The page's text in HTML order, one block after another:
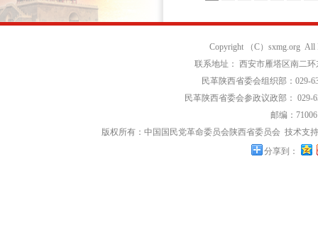
Copyright （C）sxmg.org All
联系地址： 西安市雁塔区南二
民革陕西省委会组织部：029-
民革陕西省委会参政议政部： 029-
邮编：
版权所有：中国国民党革命委员会陕西省委员会 技术支
分享到：